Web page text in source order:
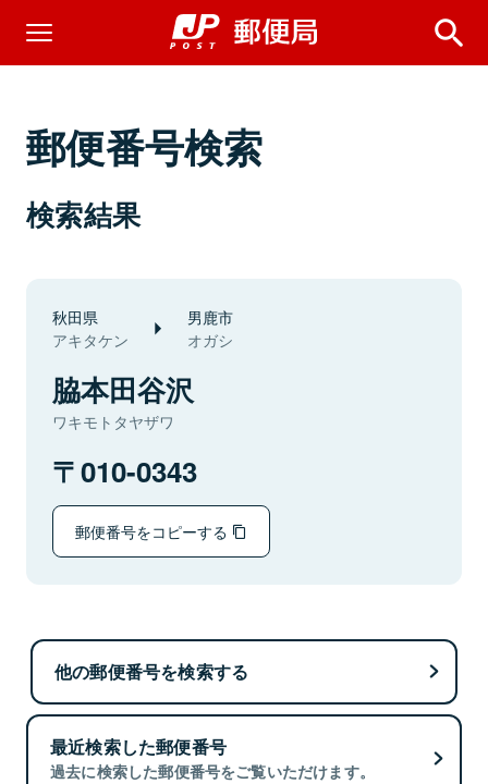
郵便番号検索
検索結果
秋田県
アキタケン
男鹿市
オガシ
脇本田谷沢
ワキモトタヤザワ
010-0343
郵便番号をコピーする
他の郵便番号を検索する
最近検索した郵便番号
過去に検索した郵便番号をご覧いただけます。